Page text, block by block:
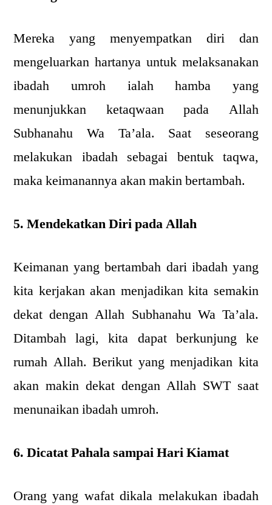
Mereka yang menyempatkan diri dan
mengeluarkan hartanya untuk melaksanakan
ibadah umroh ialah hamba yang
menunjukkan ketaqwaan pada Allah
Subhanahu Wa Ta’ala. Saat seseorang
melakukan ibadah sebagai bentuk taqwa,
maka keimanannya akan makin bertambah.
5. Mendekatkan Diri pada Allah
Keimanan yang bertambah dari ibadah yang
kita kerjakan akan menjadikan kita semakin
dekat dengan Allah Subhanahu Wa Ta’ala.
Ditambah lagi, kita dapat berkunjung ke
rumah Allah. Berikut yang menjadikan kita
akan makin dekat dengan Allah SWT saat
menunaikan ibadah umroh.
6. Dicatat Pahala sampai Hari Kiamat
Orang yang wafat dikala melakukan ibadah